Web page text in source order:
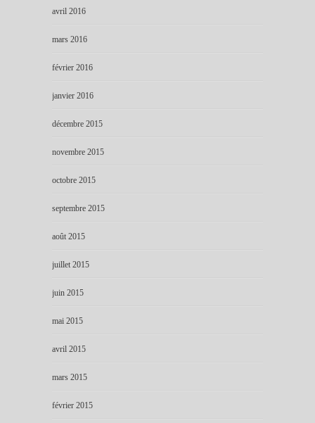
avril 2016
mars 2016
février 2016
janvier 2016
décembre 2015
novembre 2015
octobre 2015
septembre 2015
août 2015
juillet 2015
juin 2015
mai 2015
avril 2015
mars 2015
février 2015